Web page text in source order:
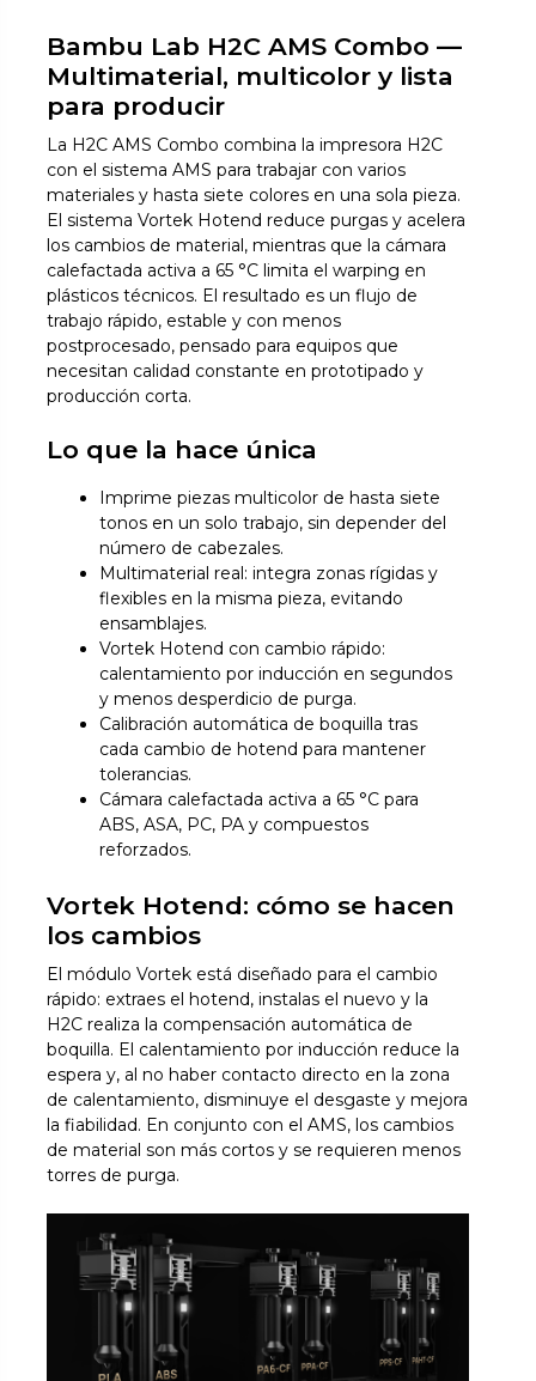
Bambu Lab H2C AMS Combo —
Multimaterial, multicolor y lista
para producir
La H2C AMS Combo combina la impresora H2C
con el sistema AMS para trabajar con varios
materiales y hasta siete colores en una sola pieza.
El sistema Vortek Hotend reduce purgas y acelera
los cambios de material, mientras que la cámara
calefactada activa a 65 °C limita el warping en
plásticos técnicos. El resultado es un flujo de
trabajo rápido, estable y con menos
postprocesado, pensado para equipos que
necesitan calidad constante en prototipado y
producción corta.
Lo que la hace única
Imprime piezas multicolor de hasta siete
tonos en un solo trabajo, sin depender del
número de cabezales.
Multimaterial real: integra zonas rígidas y
flexibles en la misma pieza, evitando
ensamblajes.
Vortek Hotend con cambio rápido:
calentamiento por inducción en segundos
y menos desperdicio de purga.
Calibración automática de boquilla tras
cada cambio de hotend para mantener
tolerancias.
Cámara calefactada activa a 65 °C para
ABS, ASA, PC, PA y compuestos
reforzados.
Vortek Hotend: cómo se hacen
los cambios
El módulo Vortek está diseñado para el cambio
rápido: extraes el hotend, instalas el nuevo y la
H2C realiza la compensación automática de
boquilla. El calentamiento por inducción reduce la
espera y, al no haber contacto directo en la zona
de calentamiento, disminuye el desgaste y mejora
la fiabilidad. En conjunto con el AMS, los cambios
de material son más cortos y se requieren menos
torres de purga.